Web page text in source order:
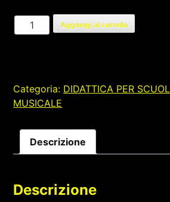
MAGIC
WHISTLE
Aggiungi al carrello
Categoria: DIDATTICA PER
MUSICALE
Descrizione
Descrizione